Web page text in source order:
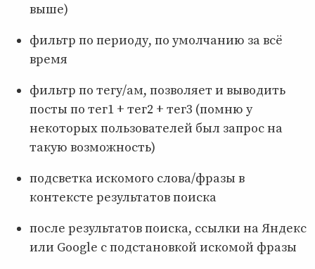
выше)
фильтр по периоду, по умолчанию за всё
время
фильтр по тегу/ам, позволяет и выводить
посты по тег1 + тег2 + тег3 (помню у
некоторых пользователей был запрос на
такую возможность)
подсветка искомого слова/фразы в
контексте результатов поиска
после результатов поиска, ссылки на Яндекс
или Google с подстановкой искомой фразы